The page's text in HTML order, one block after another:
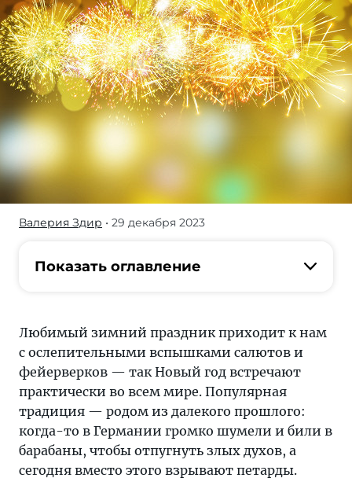
Взрывоопасные
требуют
осторожности.
советы
по
выбору
яркой
и
шумной
новогодней
Валерия Здир • 29 декабря 2023
Показать оглавление
Любимый зимний праздник приходит к нам
с ослепительными вспышками салютов и
фейерверков — так Новый год встречают
практически во всем мире. Популярная
традиция — родом из далекого прошлого:
когда-то в Германии громко шумели и били в
барабаны, чтобы отпугнуть злых духов, а
сегодня вместо этого взрывают петарды.